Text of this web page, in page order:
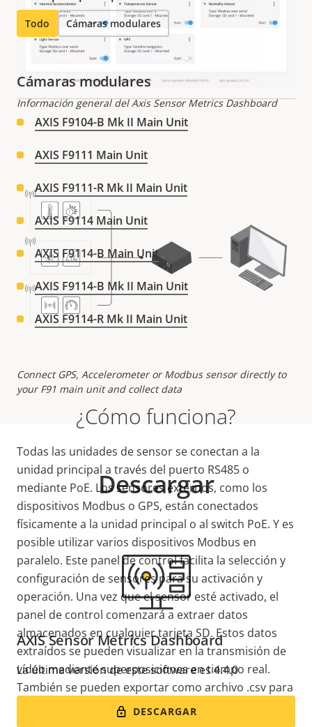
Información general del Axis Sensor Metrics Dashboard
Connect GPS, Accelerometer or Modbus sensor directly to
your F91 main unit and collect data
¿Cómo funciona?
Todas las unidades de sensor se conectan a la
unidad principal a través del puerto RS485 o
mediante PoE. Los sensores externos, como los
dispositivos Modbus o GPS, están conectados
físicamente a la unidad principal o al switch PoE. Y es
posible utilizar varios dispositivos Modbus en
paralelo. Este panel de control facilita la selección y
configuración de sensores para su activación y
operación. Una vez que el sensor esté activado, el
panel de control comenzará a extraer datos
almacenados en cualquier tarjeta SD. Estos datos
extraídos se pueden visualizar en la transmisión de
vídeo mediante superposiciones en tiempo real.
También se pueden exportar como archivo .csv para
un análisis proactivo. Además, es fácil crear reglas y
eventos para generar alarmas o acciones.
Todo Cámaras modulares
Cámaras modulares
AXIS F9104-B Mk II Main Unit
AXIS F9111 Main Unit
AXIS F9111-R Mk II Main Unit
AXIS F9114 Main Unit
AXIS F9114-B Main Unit
AXIS F9114-B Mk II Main Unit
AXIS F9114-R Mk II Main Unit
Descargar
AXIS Sensor Metrics Dashboard
La última versión de este software es 4.4.0
DESCARGAR